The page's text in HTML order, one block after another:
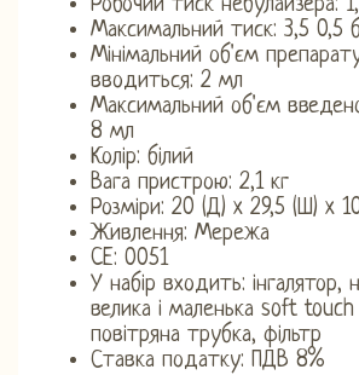
Робочий тиск небулайзера:
Максимальний тиск: 3,5 0,5
Мінімальний об'єм
вводиться: 2 мл
Максимальний об'єм
8 мл
Колір: білий
Вага пристрою: 2,1 кг
Розміри: 20 (Д) x 29,5 (Ш) x
Живлення: Мережа
CE: 0051
У набір входить: інгалятор,
велика і маленька soft
повітряна трубка, фільтр
Ставка податку: ПДВ 8%